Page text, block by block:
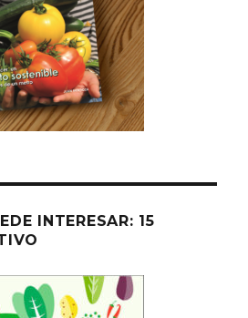
INTERESAR: 15